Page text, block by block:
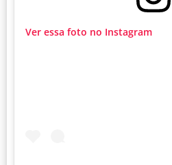
Ver essa foto no Instagram